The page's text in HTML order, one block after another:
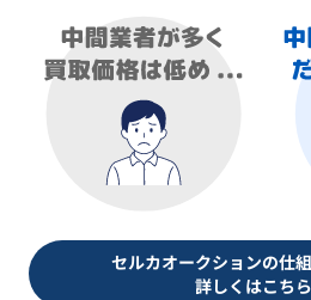
セルカオークションの仕
詳しくはこちら